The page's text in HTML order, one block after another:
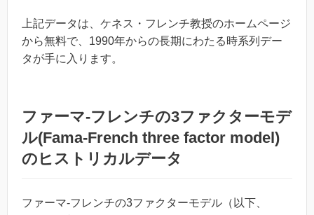
上記データは、ケネス・フレンチ教授のホームページ
から無料で、1990年からの長期にわたる時系列デー
タが手に入ります。
ファーマ-フレンチの3ファクターモデ
ル(Fama-French three factor model)
のヒストリカルデータ
ファーマ-フレンチの3ファクターモデル（以下、